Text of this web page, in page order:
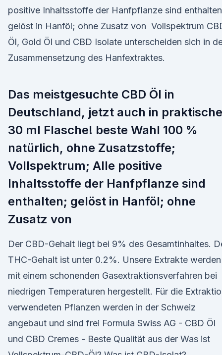
positive Inhaltsstoffe der Hanfpflanze sind
gelöst in Hanföl; ohne Zusatz von Vollspektrum
Öl, Gold Öl und CBD Isolate unterscheiden sich in
Zusammensetzung des Hanfextraktes.
Das meistgesuchte CBD Öl in
Deutschland, jetzt auch in
30 ml Flasche! beste Wahl 100 %
natürlich, ohne Zusatzstoffe;
Vollspektrum; Alle positive
Inhaltsstoffe der Hanfpflanze sind
enthalten; gelöst in Hanföl; ohne
Zusatz von
Der CBD-Gehalt liegt bei 9% des Gesamtinhaltes.
THC-Gehalt ist unter 0.2%. Unsere Extrakte werden
mit einem schonenden Gasextraktionsverfahren bei
niedrigen Temperaturen hergestellt. Für die
verwendeten Pflanzen werden in der Schweiz
angebaut und sind frei Formula Swiss AG - CBD Öl
und CBD Cremes - Beste Qualität aus der Was ist